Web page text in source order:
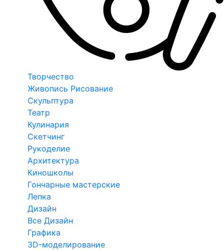
Творчество
Живопись Рисование
Скульптура
Театр
Кулинария
Скетчинг
Рукоделие
Архитектура
Киношколы
Гончарные мастерские
Лепка
Дизайн
Все Дизайн
Графика
3D-моделирование